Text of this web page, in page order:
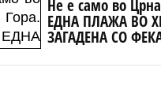
Не е само во
ЕДНА ПЛАЖА ВО
ЗАГАДЕНА СО